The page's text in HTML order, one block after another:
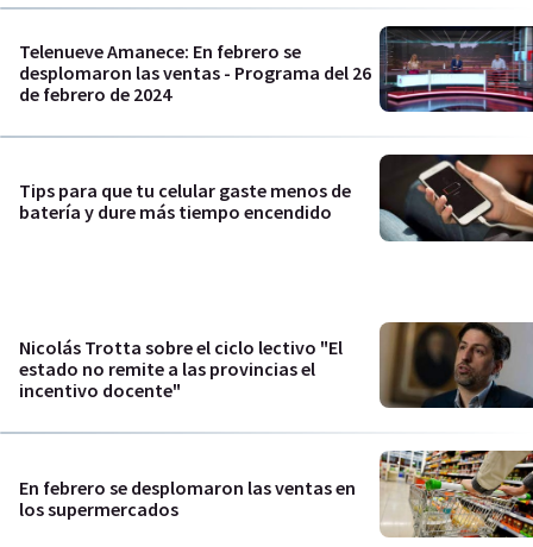
Telenueve Amanece: En febrero se
desplomaron las ventas - Programa del 26
de febrero de 2024
Tips para que tu celular gaste menos de
batería y dure más tiempo encendido
Nicolás Trotta sobre el ciclo lectivo "El
estado no remite a las provincias el
incentivo docente"
En febrero se desplomaron las ventas en
los supermercados